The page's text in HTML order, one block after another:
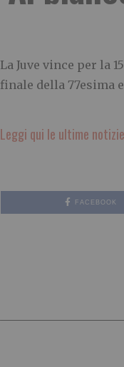
La Juve vince per la
finale della 77esima
Leggi qui le ultime
FACEBOOK